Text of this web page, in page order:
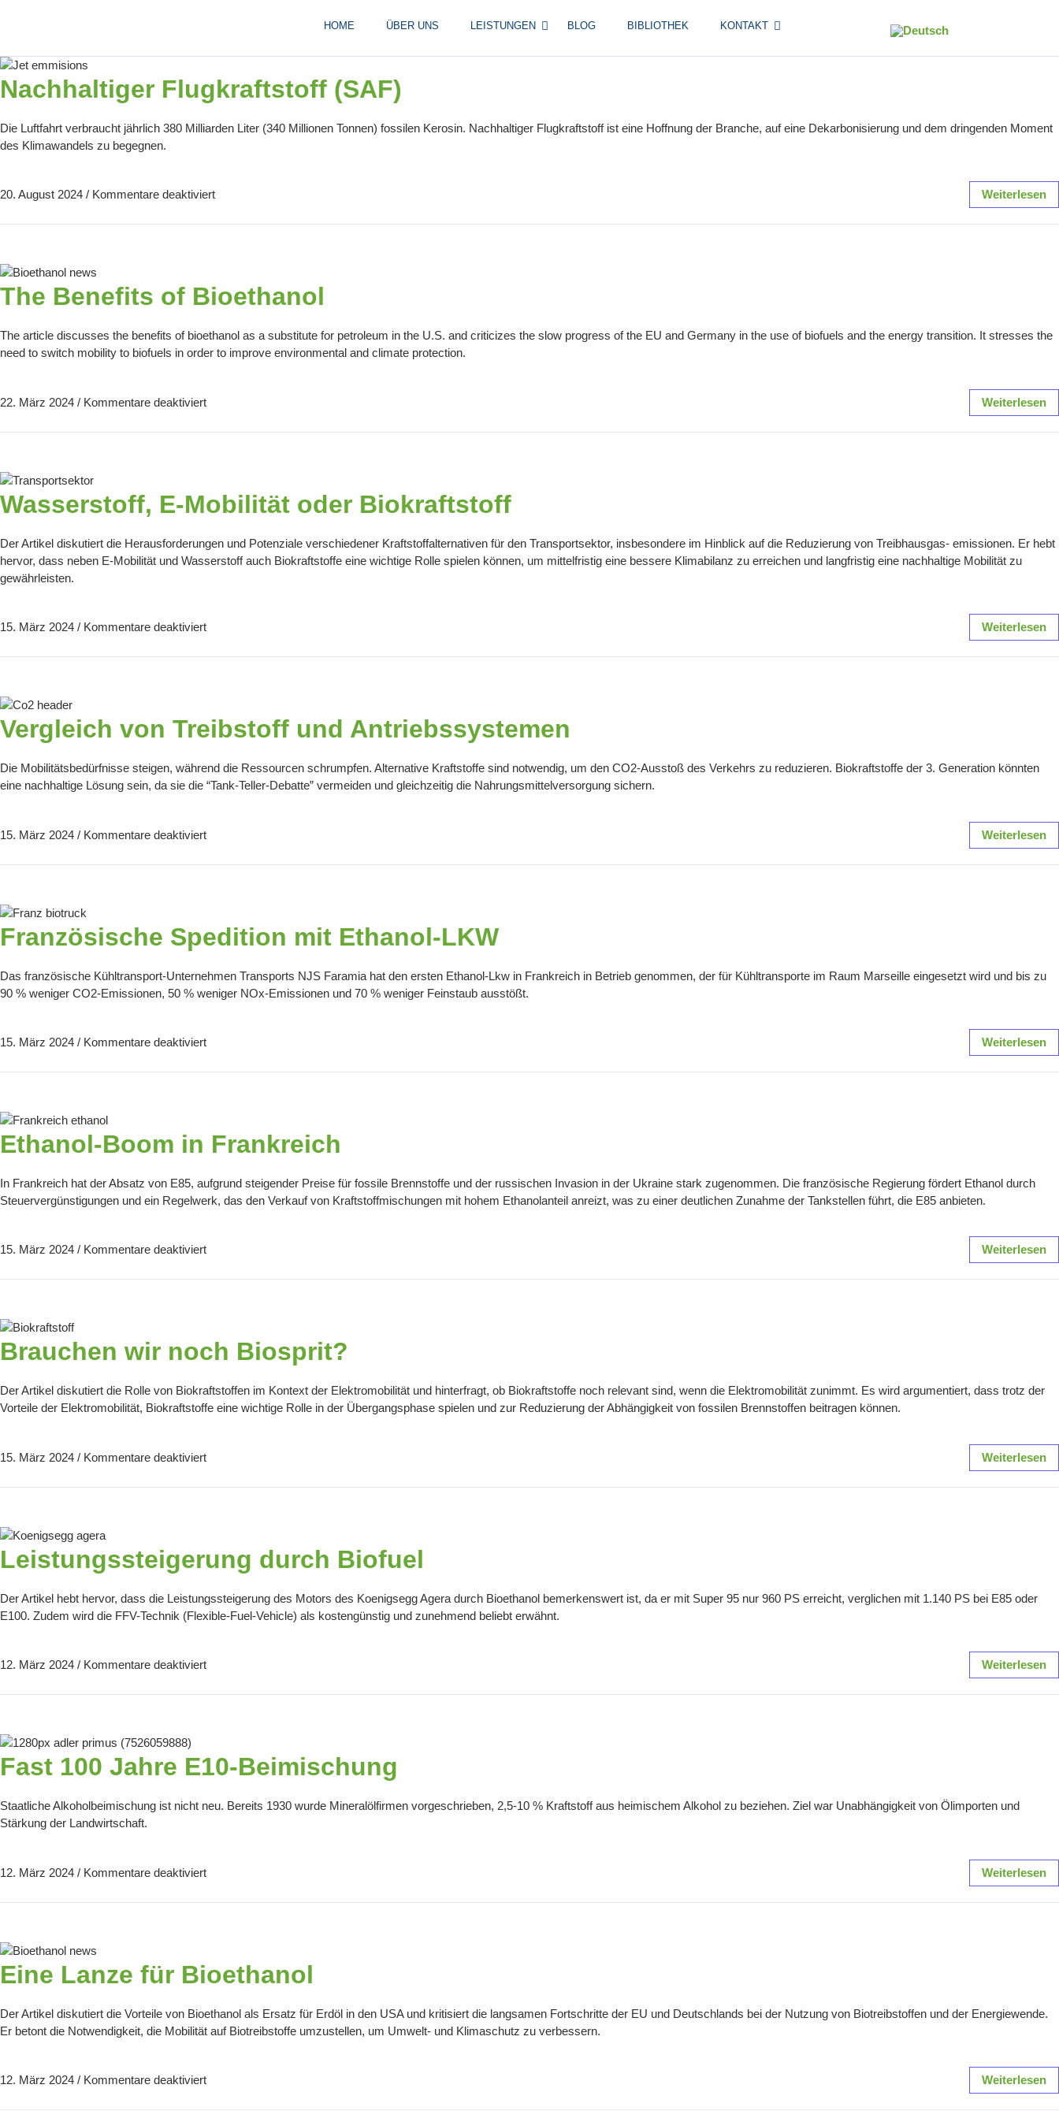
HOME ÜBER UNS LEISTUNGEN BLOG BIBLIOTHEK KONTAKT
Nachhaltiger Flugkraftstoff (SAF)
Die Luftfahrt verbraucht jährlich 380 Milliarden Liter (340 Millionen Tonnen) fossilen Kerosin. Nachhaltiger Flugkraftstoff ist eine Hoffnung der Branche, auf eine Dekarbonisierung und dem dringenden Moment
des Klimawandels zu begegnen.
20. August 2024 / Kommentare deaktiviert Weiterlesen
The Benefits of Bioethanol
The article discusses the benefits of bioethanol as a substitute for petroleum in the U.S. and criticizes the slow progress of the EU and Germany in the use of biofuels and the energy transition. It stresses the
need to switch mobility to biofuels in order to improve environmental and climate protection.
22. März 2024 / Kommentare deaktiviert Weiterlesen
Wasserstoff, E-Mobilität oder Biokraftstoff
Der Artikel diskutiert die Herausforderungen und Potenziale verschiedener Kraftstoffalternativen für den Transportsektor, insbesondere im Hinblick auf die Reduzierung von Treibhausgas- emissionen. Er hebt
hervor, dass neben E-Mobilität und Wasserstoff auch Biokraftstoffe eine wichtige Rolle spielen können, um mittelfristig eine bessere Klimabilanz zu erreichen und langfristig eine nachhaltige Mobilität zu
gewährleisten.
15. März 2024 / Kommentare deaktiviert Weiterlesen
Vergleich von Treibstoff und Antriebssystemen
Die Mobilitätsbedürfnisse steigen, während die Ressourcen schrumpfen. Alternative Kraftstoffe sind notwendig, um den CO2-Ausstoß des Verkehrs zu reduzieren. Biokraftstoffe der 3. Generation könnten
eine nachhaltige Lösung sein, da sie die “Tank-Teller-Debatte” vermeiden und gleichzeitig die Nahrungsmittelversorgung sichern.
15. März 2024 / Kommentare deaktiviert Weiterlesen
Französische Spedition mit Ethanol-LKW
Das französische Kühltransport-Unternehmen Transports NJS Faramia hat den ersten Ethanol-Lkw in Frankreich in Betrieb genommen, der für Kühltransporte im Raum Marseille eingesetzt wird und bis zu
90 % weniger CO2-Emissionen, 50 % weniger NOx-Emissionen und 70 % weniger Feinstaub ausstößt.
15. März 2024 / Kommentare deaktiviert Weiterlesen
Ethanol-Boom in Frankreich
In Frankreich hat der Absatz von E85, aufgrund steigender Preise für fossile Brennstoffe und der russischen Invasion in der Ukraine stark zugenommen. Die französische Regierung fördert Ethanol durch
Steuervergünstigungen und ein Regelwerk, das den Verkauf von Kraftstoffmischungen mit hohem Ethanolanteil anreizt, was zu einer deutlichen Zunahme der Tankstellen führt, die E85 anbieten.
15. März 2024 / Kommentare deaktiviert Weiterlesen
Brauchen wir noch Biosprit?
Der Artikel diskutiert die Rolle von Biokraftstoffen im Kontext der Elektromobilität und hinterfragt, ob Biokraftstoffe noch relevant sind, wenn die Elektromobilität zunimmt. Es wird argumentiert, dass trotz der
Vorteile der Elektromobilität, Biokraftstoffe eine wichtige Rolle in der Übergangsphase spielen und zur Reduzierung der Abhängigkeit von fossilen Brennstoffen beitragen können.
15. März 2024 / Kommentare deaktiviert Weiterlesen
Leistungssteigerung durch Biofuel
Der Artikel hebt hervor, dass die Leistungssteigerung des Motors des Koenigsegg Agera durch Bioethanol bemerkenswert ist, da er mit Super 95 nur 960 PS erreicht, verglichen mit 1.140 PS bei E85 oder
E100. Zudem wird die FFV-Technik (Flexible-Fuel-Vehicle) als kostengünstig und zunehmend beliebt erwähnt.
12. März 2024 / Kommentare deaktiviert Weiterlesen
Fast 100 Jahre E10-Beimischung
Staatliche Alkoholbeimischung ist nicht neu. Bereits 1930 wurde Mineralölfirmen vorgeschrieben, 2,5-10 % Kraftstoff aus heimischem Alkohol zu beziehen. Ziel war Unabhängigkeit von Ölimporten und
Stärkung der Landwirtschaft.
12. März 2024 / Kommentare deaktiviert Weiterlesen
Eine Lanze für Bioethanol
Der Artikel diskutiert die Vorteile von Bioethanol als Ersatz für Erdöl in den USA und kritisiert die langsamen Fortschritte der EU und Deutschlands bei der Nutzung von Biotreibstoffen und der Energiewende.
Er betont die Notwendigkeit, die Mobilität auf Biotreibstoffe umzustellen, um Umwelt- und Klimaschutz zu verbessern.
12. März 2024 / Kommentare deaktiviert Weiterlesen